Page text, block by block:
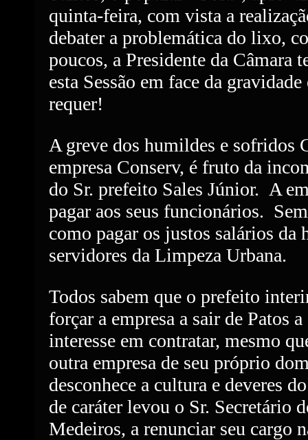
quinta-feira, com vista a
debater a problemática do lixo,
poucos, a Presidente da Câmara
esta Sessão em face da
requer!
A greve dos humildes e sofridos
empresa Conserv, é fruto da
do Sr. prefeito Sales Júnior. A
pagar aos seus funcionários.
como pagar os justos salários da
servidores da Limpeza Urbana.
Todos sabem que o prefeito
forçar a empresa a sair de Patos
interesse em contratar, mesmo
outra empresa de seu próprio
desconhece a cultura e deveres
de caráter levou o Sr. Secretário
Medeiros, a renunciar seu cargo